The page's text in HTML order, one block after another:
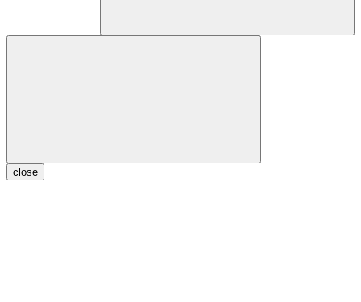
close